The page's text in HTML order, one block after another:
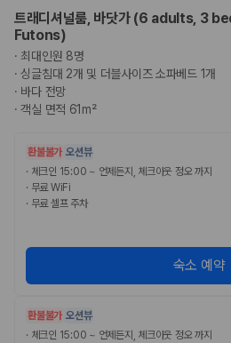
트래디셔널룸, 바닷가 (6 adults, 3
Futons)
· 최대인원 8명
·싱글침대 2개 및 더블사이즈 소파베드 1개
· 바다 전망
·객실 면적 61m²
환불불가 오션뷰
· 체크인 15:00 ~ 언제든지, 체크아웃 정오 까지
· 무료 WiFi
· 무료 셀프 주차
숙소 예약
환불불가 오션뷰
· 체크인 15:00 ~ 언제든지, 체크아웃 정오 까지